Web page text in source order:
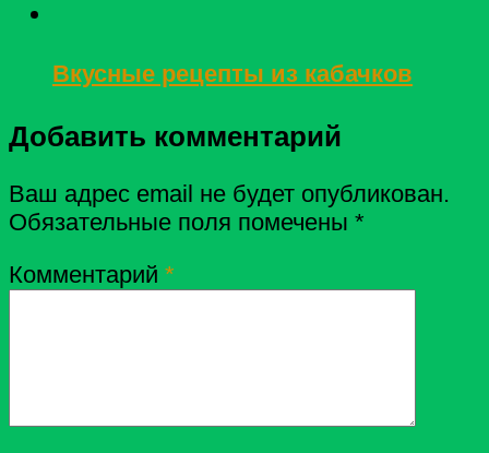
Вкусные рецепты из кабачков
Добавить комментарий
Ваш адрес email не будет опубликован.
Обязательные поля помечены *
Комментарий *